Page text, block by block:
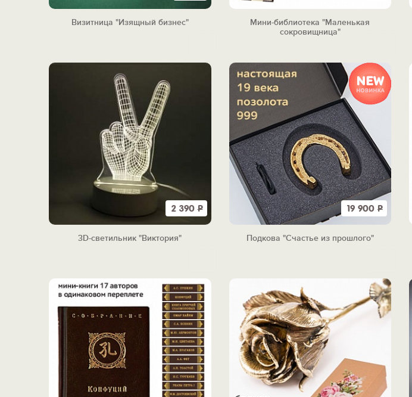
Визитница "Изящный бизнес"
Мини-библиотека "Маленькая
сокровищница"
2 390Р
3D-светильник "Виктория"
19 900 Р
Подкова "Счастье из прошлого"